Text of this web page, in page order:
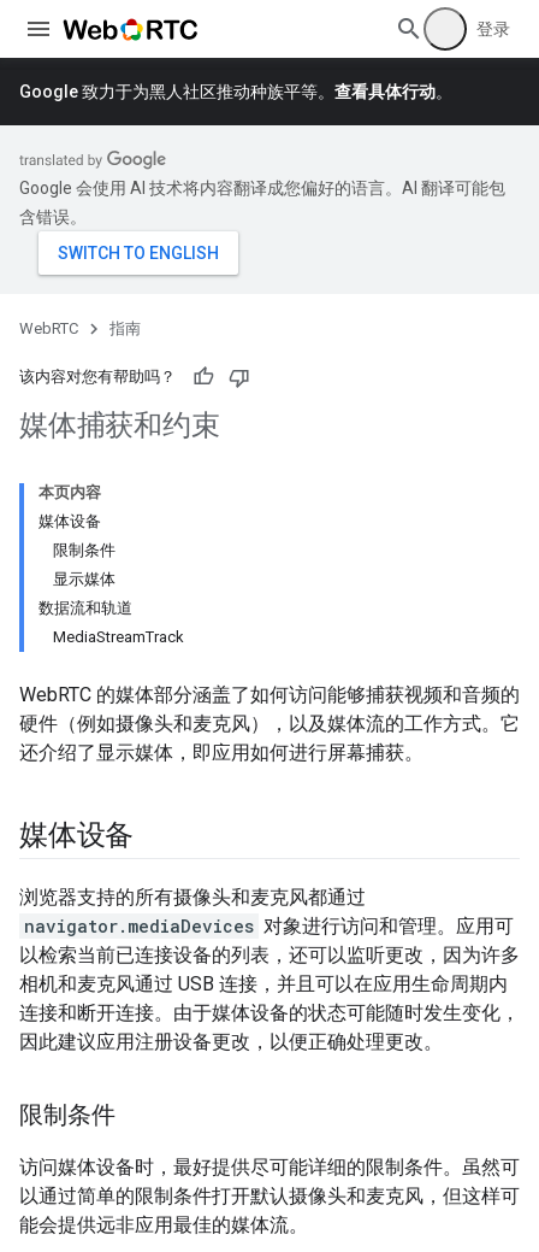
登录
Google 致力于为黑人社区推动种族平等。 查看具体行动。
Google 会使用 AI 技术将内容翻译成您偏好的语言。AI 翻译可能包
含错误。
WebRTC 指南
该内容对您有帮助吗？
媒体捕获和约束
本页内容
媒体设备
限制条件
显示媒体
数据流和轨道
MediaStreamTrack
WebRTC 的媒体部分涵盖了如何访问能够捕获视频和音频的
硬件（例如摄像头和麦克风），以及媒体流的工作方式。它
还介绍了显示媒体，即应用如何进行屏幕捕获。
媒体设备
浏览器支持的所有摄像头和麦克风都通过
navigator.mediaDevices 对象进行访问和管理。应用可
以检索当前已连接设备的列表，还可以监听更改，因为许多
相机和麦克风通过 USB 连接，并且可以在应用生命周期内
连接和断开连接。由于媒体设备的状态可能随时发生变化，
因此建议应用注册设备更改，以便正确处理更改。
限制条件
访问媒体设备时，最好提供尽可能详细的限制条件。虽然可
以通过简单的限制条件打开默认摄像头和麦克风，但这样可
能会提供远非应用最佳的媒体流。